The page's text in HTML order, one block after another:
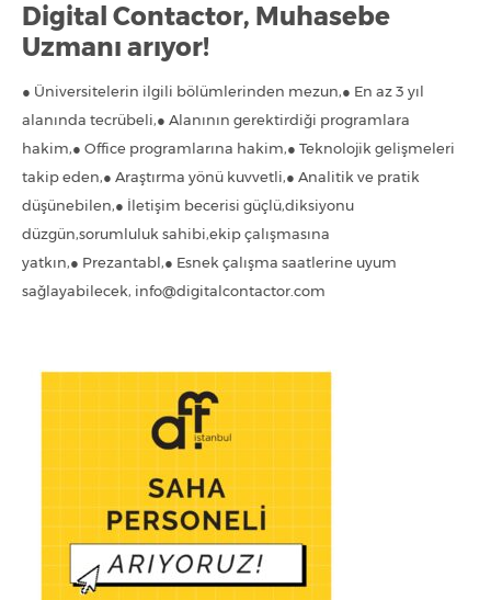
Digital Contactor, Muhasebe
Uzmanı arıyor!
● Üniversitelerin ilgili bölümlerinden mezun,● En az 3 yıl
alanında tecrübeli,● Alanının gerektirdiği programlara
hakim,● Office programlarına hakim,● Teknolojik gelişmeleri
takip eden,● Araştırma yönü kuvvetli,● Analitik ve pratik
düşünebilen,● İletişim becerisi güçlü,diksiyonu
düzgün,sorumluluk sahibi,ekip çalışmasına
yatkın,● Prezantabl,● Esnek çalışma saatlerine uyum
sağlayabilecek, info@digitalcontactor.com